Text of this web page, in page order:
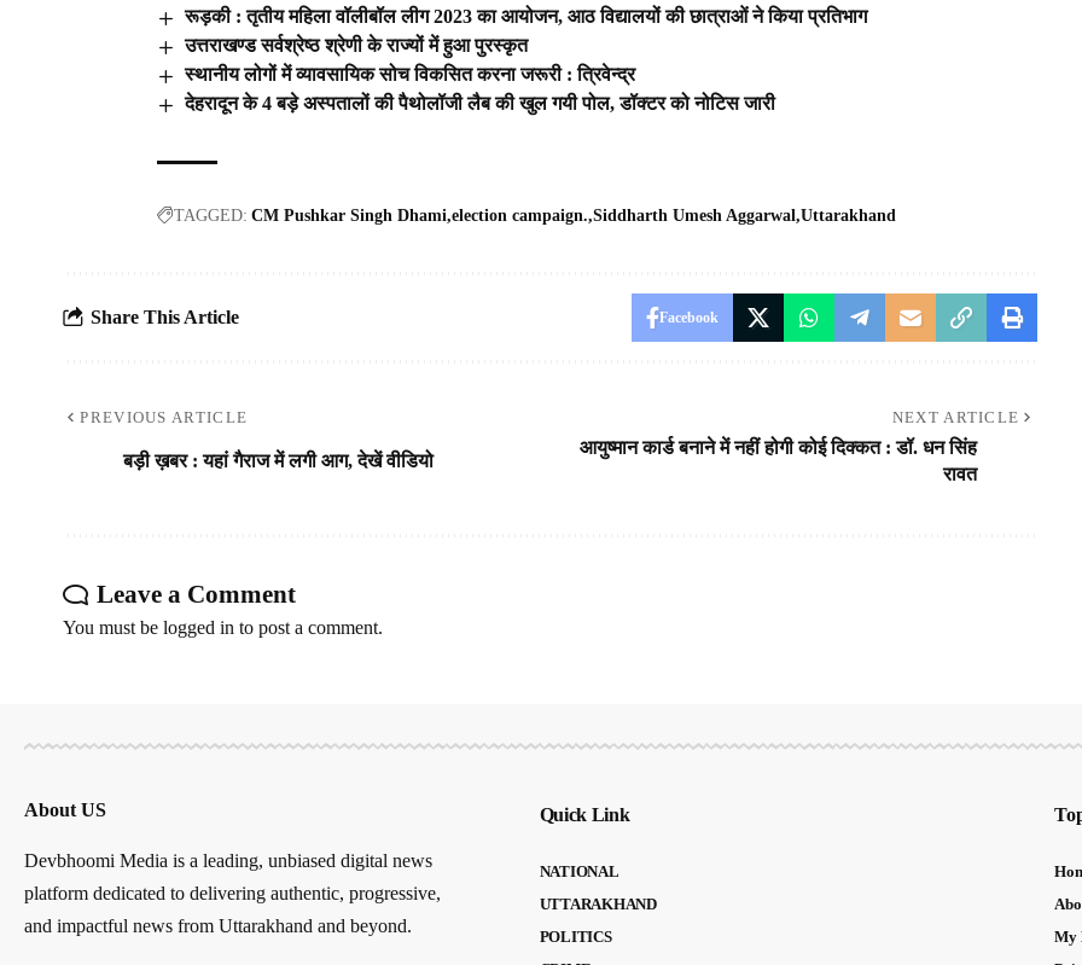
रूड़की : तृतीय महिला वॉलीबॉल लीग 2023 का आयोजन, आठ विद्यालयों की छात्राओं ने किया प्रतिभाग
उत्तराखण्ड सर्वश्रेष्ठ श्रेणी के राज्यों में हुआ पुरस्कृत
स्थानीय लोगों में व्यावसायिक सोच विकसित करना जरूरी : त्रिवेन्द्र
देहरादून के 4 बड़े अस्पतालों की पैथोलॉजी लैब की खुल गयी पोल, डॉक्टर को नोटिस जारी
TAGGED: CM Pushkar Singh Dhami election campaign. Siddharth Umesh Aggarwal Uttarakhand
Share This Article Facebook
PREVIOUS ARTICLE
बड़ी ख़बर : यहां गैराज में लगी आग, देखें वीडियो
NEXT ARTICLE
आयुष्मान कार्ड बनाने में नहीं होगी कोई दिक्कत : डॉ. धन सिंह
रावत
Leave a Comment
You must be logged in to post a comment.
About US
Devbhoomi Media is a leading, unbiased digital news
platform dedicated to delivering authentic, progressive,
and impactful news from Uttarakhand and beyond.
Quick Link
NATIONAL
UTTARAKHAND
POLITICS
My